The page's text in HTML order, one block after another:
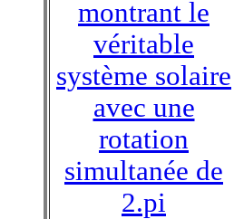
montrant le
véritable
système solaire
avec une
rotation
simultanée de
2.pi